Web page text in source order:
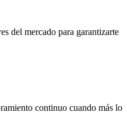
del mercado para garantizarte
continuo cuando más lo